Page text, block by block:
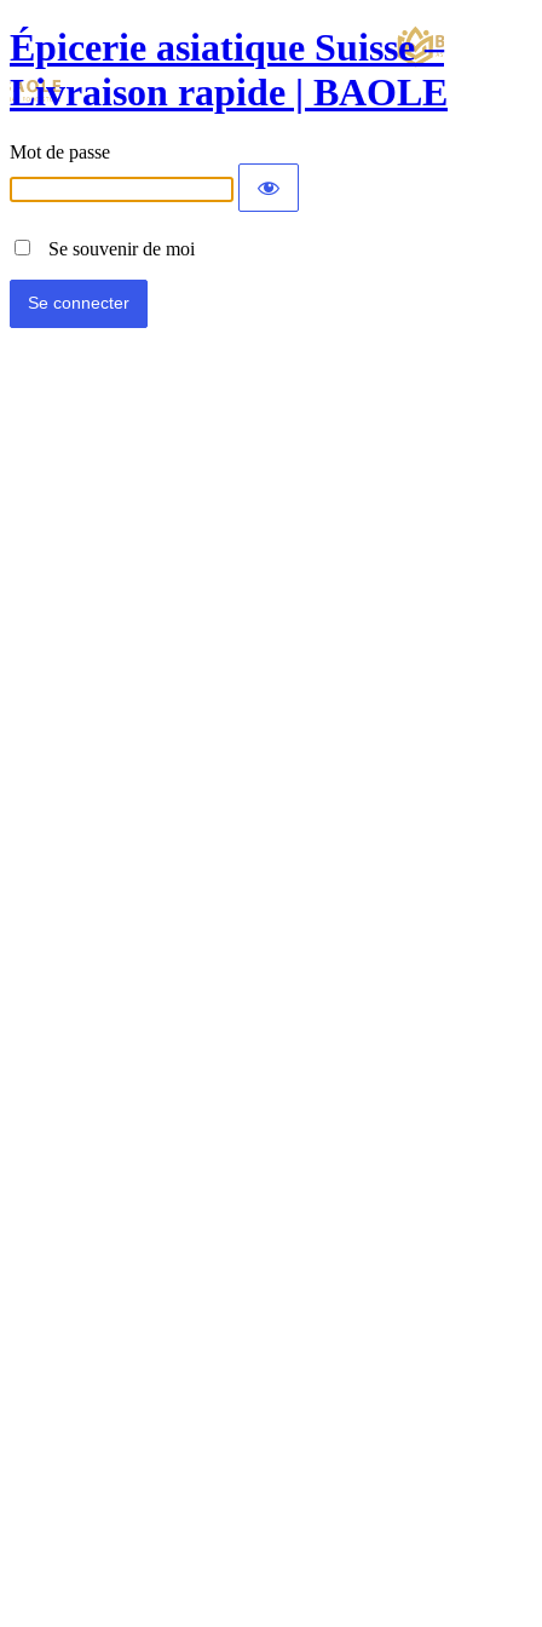
Épicerie asiatique Suisse –
Livraison rapide | BAOLE
Mot de passe
Se souvenir de moi